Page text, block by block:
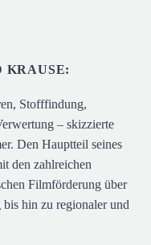
KRAUSE:
Stofffindung,
– skizzierte
Den Hauptteil seines
den zahlreichen
Filmförderung über
hin zu regionaler und